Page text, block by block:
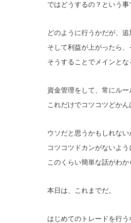
ではどうするの？という
どのように行うかだが、追
そして利益が上がったら、
そうすることでメインとな
資金管理をして、常にル
これだけでコツコツどかん
ウソだと思うかもしれない
コツコツドカンがないよ
このくらい簡単な話がわ
本日は、これまでだ。
はじめてのトレードを行